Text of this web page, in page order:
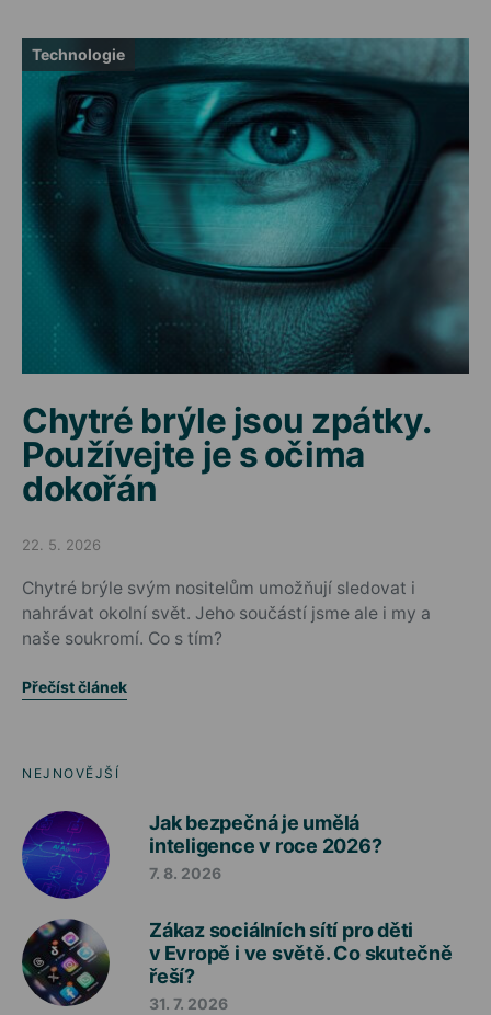
Technologie
Chytré brýle jsou zpátky.
Používejte je s očima
dokořán
Posted on
22. 5. 2026
Chytré brýle svým nositelům umožňují sledovat i
nahrávat okolní svět. Jeho součástí jsme ale i my a
naše soukromí. Co s tím?
Přečíst článek
NEJNOVĚJŠÍ
Jak bezpečná je umělá
inteligence v roce 2026?
7. 8. 2026
Zákaz sociálních sítí pro děti
v Evropě i ve světě. Co skutečně
řeší?
31. 7. 2026